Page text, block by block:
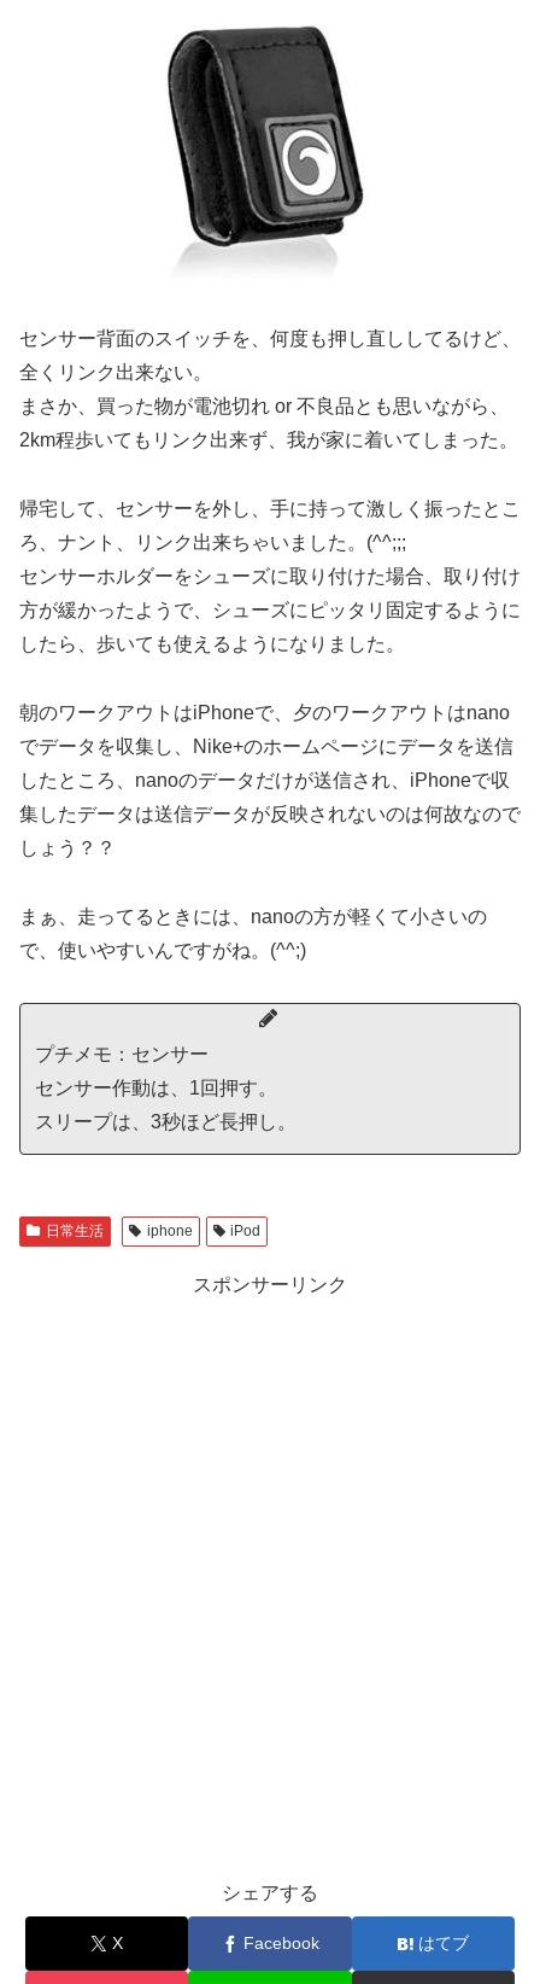
センサー背面のスイッチを、何度も押し直ししてるけど、
全くリンク出来ない。
まさか、買った物が電池切れ or 不良品とも思いながら、
2km程歩いてもリンク出来ず、我が家に着いてしまった。
帰宅して、センサーを外し、手に持って激しく振ったとこ
ろ、ナント、リンク出来ちゃいました。(^^;;;
センサーホルダーをシューズに取り付けた場合、取り付け
方が緩かったようで、シューズにピッタリ固定するように
したら、歩いても使えるようになりました。
朝のワークアウトはiPhoneで、夕のワークアウトはnano
でデータを収集し、Nike+のホームページにデータを送信
したところ、nanoのデータだけが送信され、iPhoneで収
集したデータは送信データが反映されないのは何故なので
しょう？？
まぁ、走ってるときには、nanoの方が軽くて小さいの
で、使いやすいんですがね。(^^;)
プチメモ：センサー
センサー作動は、1回押す。
スリープは、3秒ほど長押し。
日常生活 iphone iPod
スポンサーリンク
シェアする
X Facebook はてブ